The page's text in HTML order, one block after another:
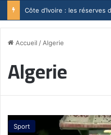
Accueil / Algerie
Algerie
Sport